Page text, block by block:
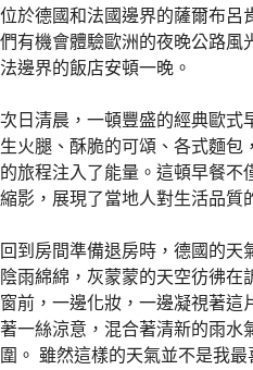
位於德國和法國邊界的薩爾布呂
們有機會體驗歐洲的夜晚公路風
法邊界的飯店安頓一晚。
次日清晨，一頓豐盛的經典歐式
生火腿、酥脆的可頌、各式麵包
的旅程注入了能量。這頓早餐不
縮影，展現了當地人對生活品質
回到房間準備退房時，德國的
陰雨綿綿，灰蒙蒙的天空彷彿在
窗前，一邊化妝，一邊凝視著這
著一絲涼意，混合著清新的雨水
圍。 雖然這樣的天氣並不是我